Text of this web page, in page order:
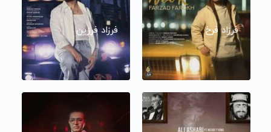
فرزاد فرخ فرزاد فرزین